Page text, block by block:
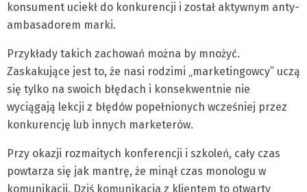
konsument uciekł do konkurencji i został aktywnym anty-
ambasadorem marki.
Przykłady takich zachowań można by mnożyć.
Zaskakujące jest to, że nasi rodzimi „marketingowcy” uczą
się tylko na swoich błędach i konsekwentnie nie
wyciągają lekcji z błędów popełnionych wcześniej przez
konkurencję lub innych marketerów.
Przy okazji rozmaitych konferencji i szkoleń, cały czas
powtarza się jak mantrę, że minął czas monologu w
komunikacji. Dziś komunikacja z klientem to otwarty